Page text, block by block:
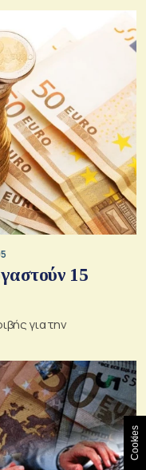
15
για την
Cookies